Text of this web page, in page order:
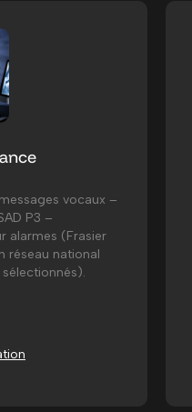
vocaux –
P3 –
alarmes (Frasier
réseau national
sélectionnés).